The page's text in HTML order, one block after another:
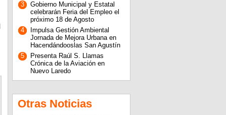
3
Gobierno Municipal y Estatal
celebrarán Feria del Empleo el
próximo 18 de Agosto
4
Impulsa Gestión Ambiental
Jornada de Mejora Urbana en
Hacendándooslas San Agustín
5
Presenta Raúl S. Llamas
Crónica de la Aviación en
Nuevo Laredo
Otras Noticias